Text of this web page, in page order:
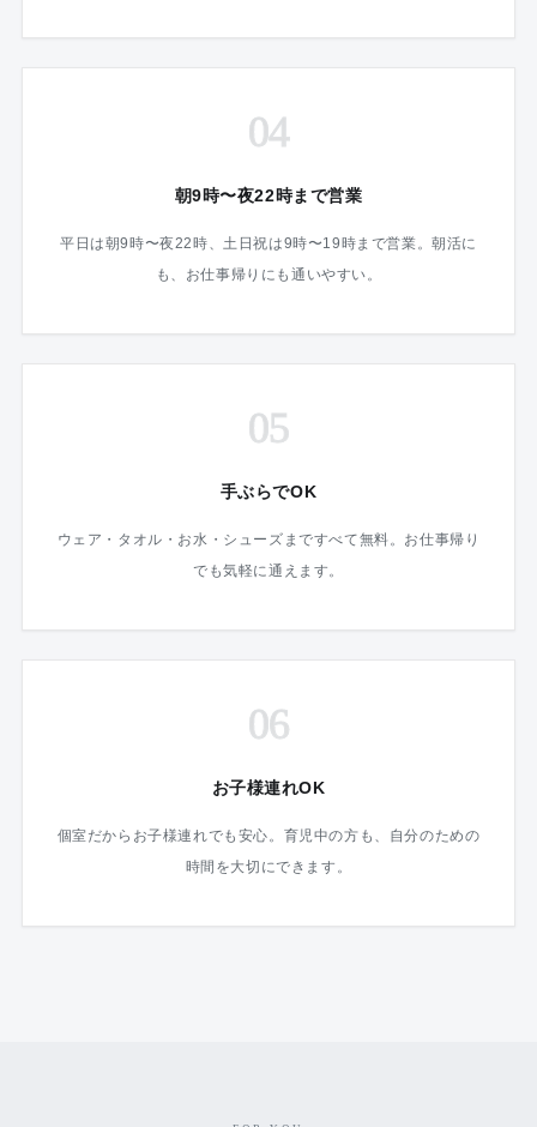
04
朝9時〜夜22時まで営業
平日は朝9時〜夜22時、土日祝は9時〜19時まで営業。朝活に
も、お仕事帰りにも通いやすい。
05
手ぶらでOK
ウェア・タオル・お水・シューズまですべて無料。お仕事帰り
でも気軽に通えます。
06
お子様連れOK
個室だからお子様連れでも安心。育児中の方も、自分のための
時間を大切にできます。